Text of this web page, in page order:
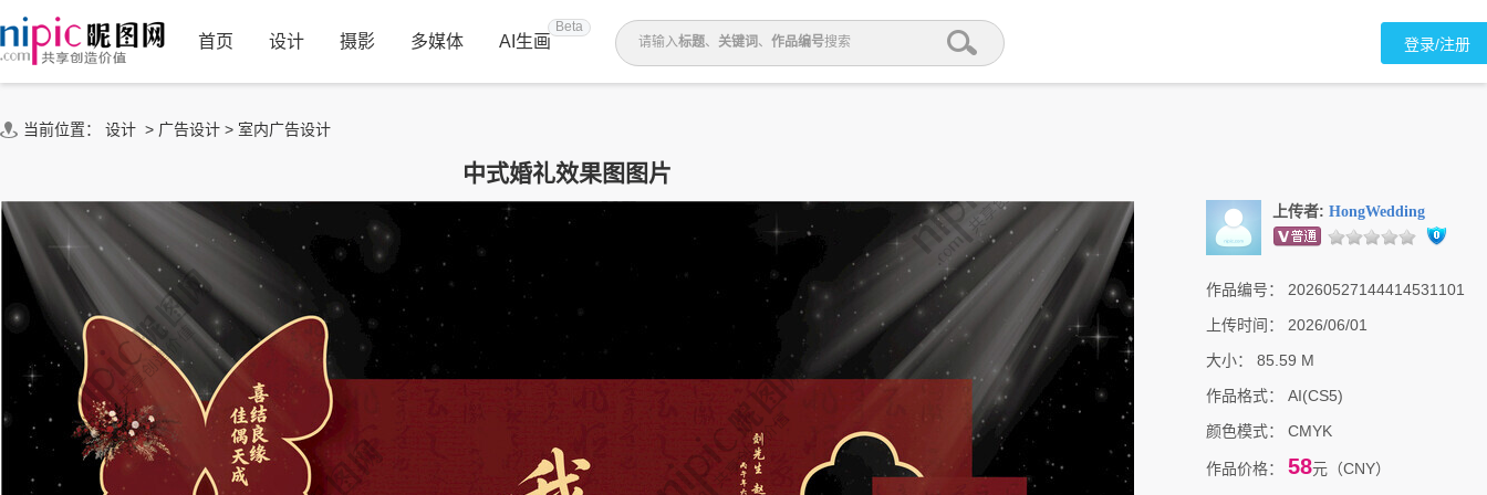
首页 设计 摄影 多媒体 AI生画
Beta
请输入标题、 关键词 、 作品编号搜索 登录/注册
当前位置： 设计 > 广告设计 > 室内广告设计
中式婚礼效果图图片
上传者: HongWedding
作品编号：
20260527144414531101
上传时间：
2026/06/01
大小：
85.59 M
作品格式：
AI(CS5)
颜色模式：
CMYK
作品价格： 58元（CNY）